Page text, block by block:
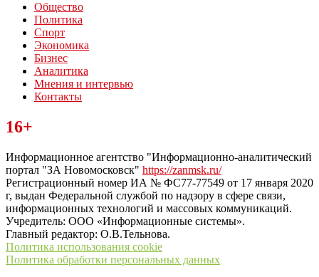
Общество
Политика
Спорт
Экономика
Бизнес
Аналитика
Мнения и интервью
Контакты
Читайте последние новости дня в Тульской области на сайте
“ЗаНовомосковск”
16+
Информационное агентство "Информационно-аналитический
портал "ЗА Новомосковск" https://zanmsk.ru/
Регистрационный номер ИА № ФС77-77549 от 17 января 2020
г, выдан Федеральной службой по надзору в сфере связи,
информационных технологий и массовых коммуникаций.
Учредитель: ООО «Информационные системы».
Главный редактор: О.В.Тельнова.
Политика использования cookie
Политика обработки персональных данных